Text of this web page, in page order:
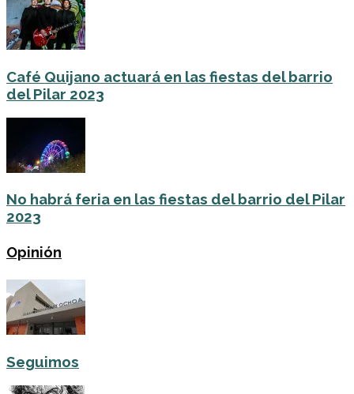
Café Quijano actuará en las fiestas del barrio
del Pilar 2023
No habrá feria en las fiestas del barrio del Pilar
2023
Opinión
Seguimos